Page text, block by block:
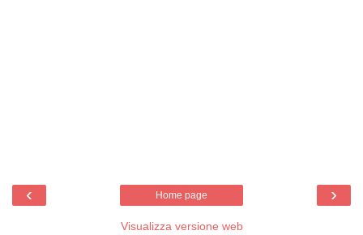
‹ ›
Home page
Visualizza versione web